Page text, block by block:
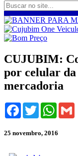
CUJUBIM:
por celular da
mercadoria
Facebook
Twitter
25 novembro, 2016